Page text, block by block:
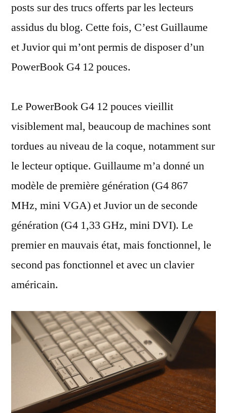
posts sur des trucs offerts par les lecteurs
assidus du blog. Cette fois, C’est Guillaume
et Juvior qui m’ont permis de disposer d’un
PowerBook G4 12 pouces.
Le PowerBook G4 12 pouces vieillit
visiblement mal, beaucoup de machines sont
tordues au niveau de la coque, notamment sur
le lecteur optique. Guillaume m’a donné un
modèle de première génération (G4 867
MHz, mini VGA) et Juvior un de seconde
génération (G4 1,33 GHz, mini DVI). Le
premier en mauvais état, mais fonctionnel, le
second pas fonctionnel et avec un clavier
américain.